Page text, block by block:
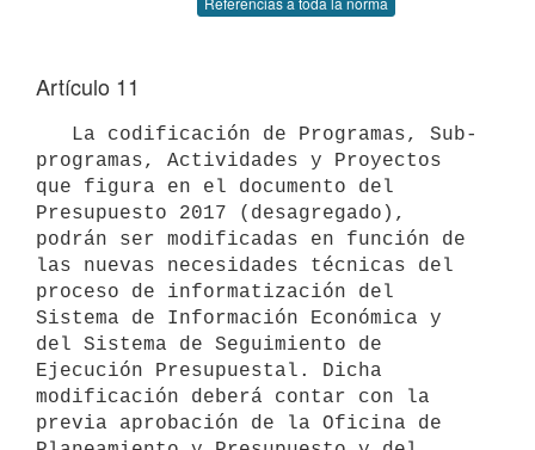
Artículo 11
programas, Actividades y Proyectos
que figura en el documento del
Presupuesto 2017 (desagregado),
podrán ser modificadas en función de
las nuevas necesidades técnicas del
proceso de informatización del
Sistema de Información Económica y
del Sistema de Seguimiento de
Ejecución Presupuestal. Dicha
modificación deberá contar con la
previa aprobación de la Oficina de